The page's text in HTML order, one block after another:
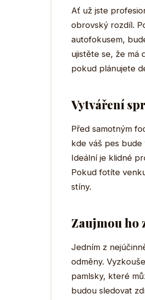
Ať už jste
obrovský rozdíl.
autofokusem,
ujistěte se, že má
pokud plánujete
Vytváření
Před samotným
kde váš pes bude
Ideální je klidné
Pokud fotíte
stíny.
Zaujmou ho
Jedním z
odměny.
pamlsky, které
budou sledovat